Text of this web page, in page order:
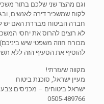
וגם מהצד שני שלכם בתור
לקוח שמשכיר דירה לאנשים,
חברה הביטוח מבררת האם יש
לא רוצים להרוס את יחסי
מכורח חוזה משפטי שיש
להוסיף את הסעיף הזה ללא
מקווה שעזרתי!
מעיין ישראל, סוכנת ביטוח
ישראל ביטוחים – מכניסים
0505-489766